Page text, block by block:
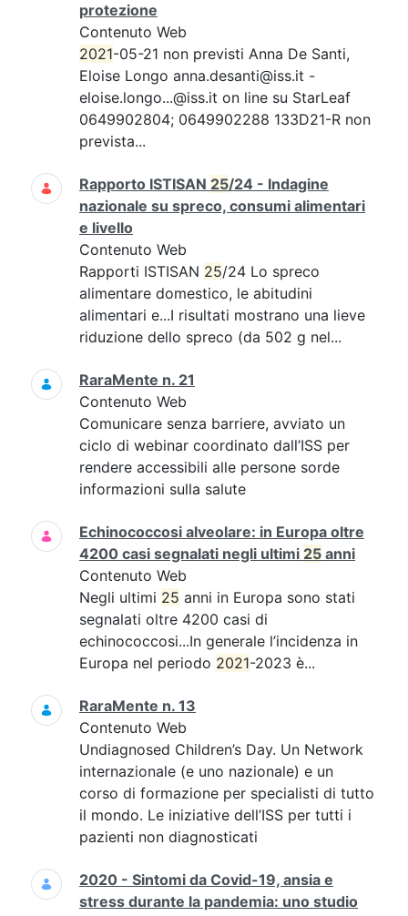
protezione
Contenuto Web
2021-05-21 non previsti Anna De Santi,
Eloise Longo anna.desanti@iss.it -
eloise.longo...@iss.it on line su StarLeaf
0649902804; 0649902288 133D21-R non
prevista...
Rapporto ISTISAN 25/24 - Indagine
nazionale su spreco, consumi alimentari
e livello
Contenuto Web
Rapporti ISTISAN 25/24 Lo spreco
alimentare domestico, le abitudini
alimentari e...I risultati mostrano una lieve
riduzione dello spreco (da 502 g nel...
RaraMente n. 21
Contenuto Web
Comunicare senza barriere, avviato un
ciclo di webinar coordinato dall’ISS per
rendere accessibili alle persone sorde
informazioni sulla salute
Echinococcosi alveolare: in Europa oltre
4200 casi segnalati negli ultimi 25 anni
Contenuto Web
Negli ultimi 25 anni in Europa sono stati
segnalati oltre 4200 casi di
echinococcosi...In generale l’incidenza in
Europa nel periodo 2021-2023 è...
RaraMente n. 13
Contenuto Web
Undiagnosed Children’s Day. Un Network
internazionale (e uno nazionale) e un
corso di formazione per specialisti di tutto
il mondo. Le iniziative dell’ISS per tutti i
pazienti non diagnosticati
2020 - Sintomi da Covid-19, ansia e
stress durante la pandemia: uno studio